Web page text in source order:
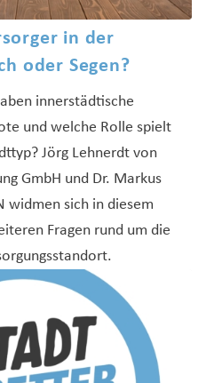
in der
oder Segen?
innerstädtische
und welche Rolle spielt
Jörg Lehnerdt von
GmbH und Dr. Markus
widmen sich in diesem
Fragen rund um die